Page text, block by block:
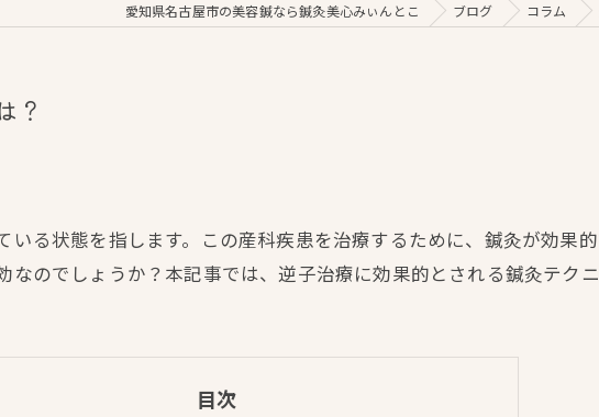
愛知県名古屋市の美容鍼なら鍼灸美心みぃんとこ ブログ コラム
？
る状態を指します。この産科疾患を治療するために、鍼灸が効果
のでしょうか？本記事では、逆子治療に効果的とされる鍼灸テクニ
目次